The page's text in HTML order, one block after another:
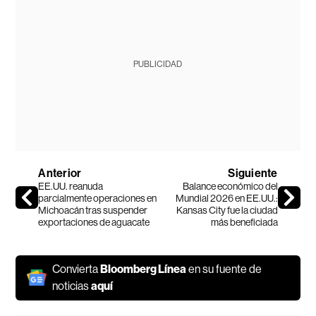
PUBLICIDAD
Anterior
EE.UU. reanuda
parcialmente operaciones en
Michoacán tras suspender
exportaciones de aguacate
Siguiente
Balance económico del
Mundial 2026 en EE.UU.:
Kansas City fue la ciudad
más beneficiada
ConviertaBloomberg Línea en su fuente de
noticiasaquí